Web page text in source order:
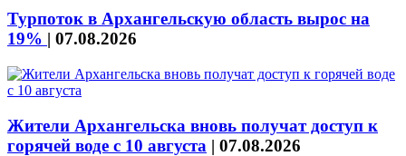
Турпоток в Архангельскую область вырос на
19% | 07.08.2026
Жители Архангельска вновь получат доступ к
горячей воде с 10 августа | 07.08.2026